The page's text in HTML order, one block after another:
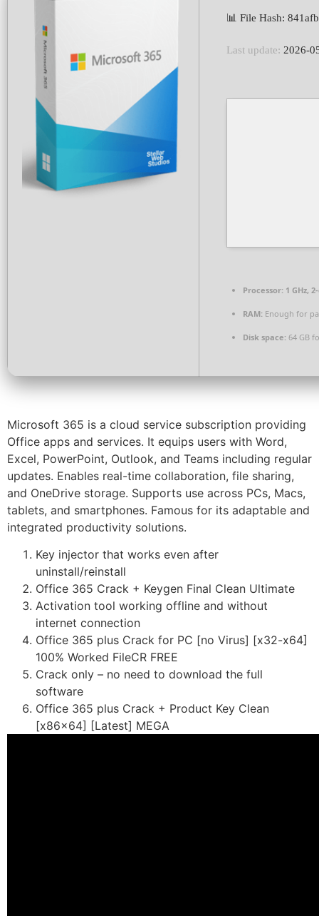
📊 File Hash:
Last update: 2026-
Processor: 1 GHz,
RAM: Enough for
Disk space: 64 GB
Microsoft 365 is a cloud service subscription providing
Office apps and services. It equips users with Word,
Excel, PowerPoint, Outlook, and Teams including regular
updates. Enables real-time collaboration, file sharing,
and OneDrive storage. Supports use across PCs, Macs,
tablets, and smartphones. Famous for its adaptable and
integrated productivity solutions.
Key injector that works even after
uninstall/reinstall
Office 365 Crack + Keygen Final Clean Ultimate
Activation tool working offline and without
internet connection
Office 365 plus Crack for PC [no Virus] [x32-x64]
100% Worked FileCR FREE
Crack only – no need to download the full
software
Office 365 plus Crack + Product Key Clean
[x86x64] [Latest] MEGA